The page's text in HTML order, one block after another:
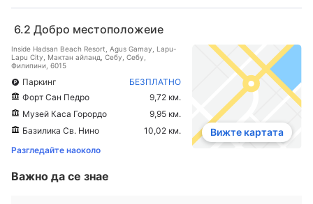
6.2 Добро местоположеие
Inside Hadsan Beach Resort, Agus Gamay, Lapu-
Lapu City, Мактан айланд, Себу, Себу,
Филипини, 6015
Паркинг
БЕЗПЛАТНО
Форт Сан Педро
9,72 км.
Музей Каса Горордо
9,95 км.
Базилика Св. Нино
10,02 км.
Разгледайте наоколо
Вижте картата
Важно да се знае